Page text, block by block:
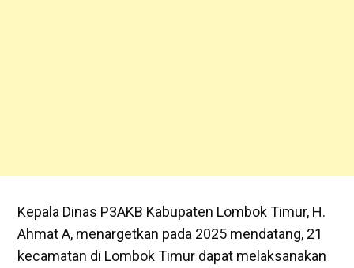
Kepala Dinas P3AKB Kabupaten Lombok Timur, H.
Ahmat A, menargetkan pada 2025 mendatang, 21
kecamatan di Lombok Timur dapat melaksanakan